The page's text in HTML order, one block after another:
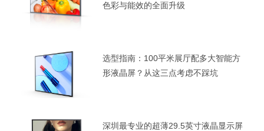
色彩与能效的全面升级
选型指南：100平米展厅配多大智能方
形液晶屏？从这三点考虑不踩坑
深圳最专业的超薄29.5英寸液晶显示屏